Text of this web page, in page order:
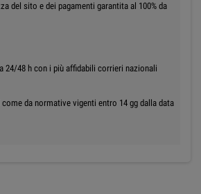
del sito e dei pagamenti garantita al 100% da
24/48 h con i più affidabili corrieri nazionali
da normative vigenti entro 14 gg dalla data